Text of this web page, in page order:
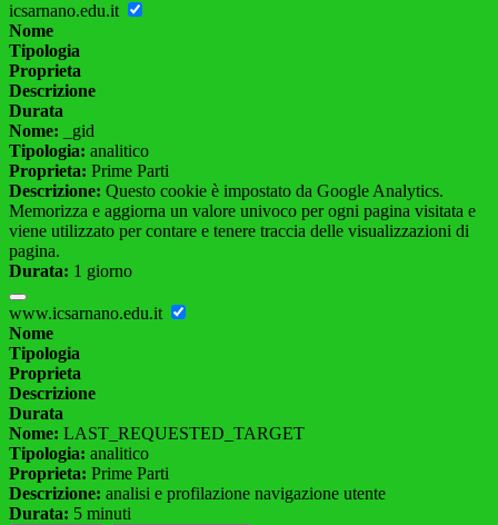
icsarnano.edu.it
Nome
Tipologia
Proprieta
Descrizione
Durata
Nome: _gid
Tipologia: analitico
Proprieta: Prime Parti
Descrizione: Questo cookie è impostato da Google Analytics.
Memorizza e aggiorna un valore univoco per ogni pagina visitata e
viene utilizzato per contare e tenere traccia delle visualizzazioni di
pagina.
Durata: 1 giorno
www.icsarnano.edu.it
Nome
Tipologia
Proprieta
Descrizione
Durata
Nome: LAST_REQUESTED_TARGET
Tipologia: analitico
Proprieta: Prime Parti
Descrizione: analisi e profilazione navigazione utente
Durata: 5 minuti